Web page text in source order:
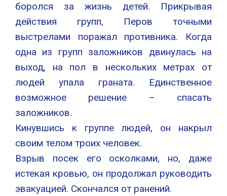
боролся за жизнь детей. Прикрывая
действия групп, Перов точными
выстрелами поражал противника. Когда
одна из групп заложников двинулась на
выход, на пол в нескольких метрах от
людей упала граната. Единственное
возможное решение – спасать
заложников.
Кинувшись к группе людей, он накрыл
своим телом троих человек.
Взрыв посек его осколками, но, даже
истекая кровью, он продолжал руководить
эвакуацией. Скончался от ранений.